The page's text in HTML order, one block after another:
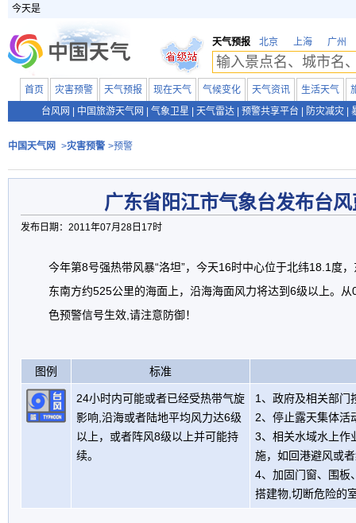
今天是
天气预报 北京 上海 广州
首页 灾害预警 天气预报 现在天气 气候变化 天气资讯 生活天气
台风网
中国旅游天气网 气象卫星 天气雷达 预警共享平台 防灾减灾
中国天气网 >灾害预警 >预警
广东省阳江市气象台发布台
发布日期：2011年07月28日17时
今年第8号强热带风暴“洛坦”，今天16时中心位于北纬18.1度
东南方约525公里的海面上，沿海海面风力将达到6级以上。
色预警信号生效,请注意防御！
图例 标准
24小时内可能或者已经受热带气旋
影响,沿海或者陆地平均风力达6级
以上，或者阵风8级以上并可能持
续。
1、政府及相关部门
2、停止露天集体活
3、相关水域水上作
施，如回港避风或
4、加固门窗、围板
搭建物,切断危险的